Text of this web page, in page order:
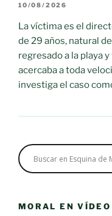
10/08/2026
La víctima es el
de 29 años, natural
regresado a la playa
acercaba a toda
investiga el caso
MORAL EN VÍDEO